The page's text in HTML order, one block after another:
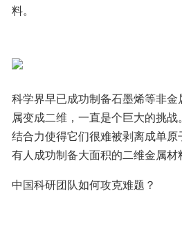
料。
科学界早已成功制备石墨烯等非
属变成二维，一直是个巨大的挑
结合力使得它们很难被剥离成单
有人成功制备大面积的二维金属材
中国科研团队如何攻克难题？